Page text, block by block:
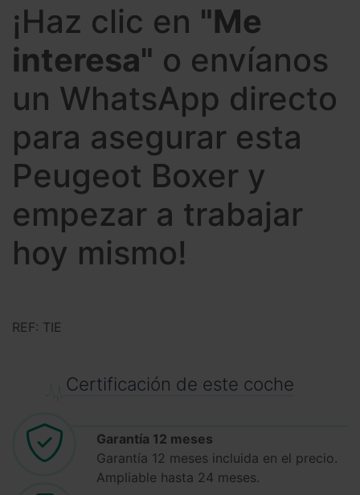
¡Haz clic en "Me
interesa" o envíanos
un WhatsApp directo
para asegurar esta
Peugeot Boxer y
empezar a trabajar
hoy mismo!
REF: TIE
Certificación de este coche
Garantía 12 meses
Garantía 12 meses incluida en el precio.
Ampliable hasta 24 meses.